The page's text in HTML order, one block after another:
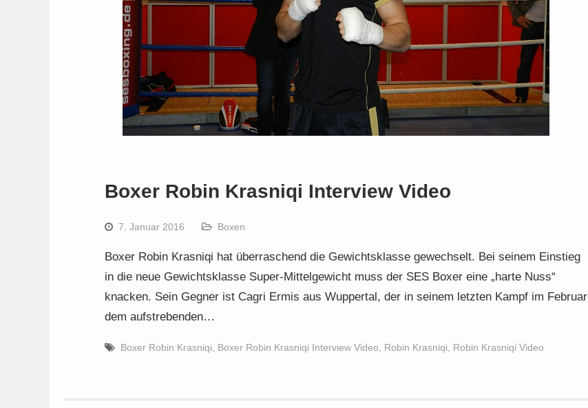
Boxer Robin Krasniqi Interview Video
7. Januar 2016 Boxen
Boxer Robin Krasniqi hat überraschend die Gewichtsklasse gewechselt. Bei seinem Einstieg
in die neue Gewichtsklasse Super-Mittelgewicht muss der SES Boxer eine „harte Nuss“
knacken. Sein Gegner ist Cagri Ermis aus Wuppertal, der in seinem letzten Kampf im Februar
dem aufstrebenden…
Boxer Robin Krasniqi Boxer Robin Krasniqi Interview Video Robin Krasniqi Robin Krasniqi Video